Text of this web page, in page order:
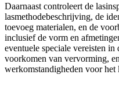
Daarnaast controleert de
lasmethodebeschrijving, de
toevoeg materialen, en de
inclusief de vorm en
eventuele speciale vereisten
voorkomen van vervorming,
werkomstandigheden voor